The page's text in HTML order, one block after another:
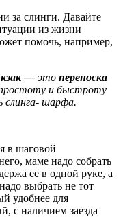
за слинги. Давайте
из жизни
помочь, например,
— это переноска
простоту и быстроту
слинга- шарфа.
в шаговой
маме надо собрать
ее в одной руке, а
выбрать не тот
удобнее для
с наличием заезда